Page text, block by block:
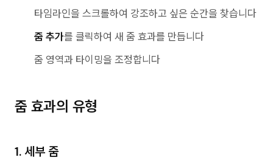
타임라인을 스크롤하여 강조하고 싶은 순간을 찾습니다
줌 추가를 클릭하여 새 줌 효과를 만듭니다
줌 영역과 타이밍을 조정합니다
줌 효과의 유형
1. 세부 줌